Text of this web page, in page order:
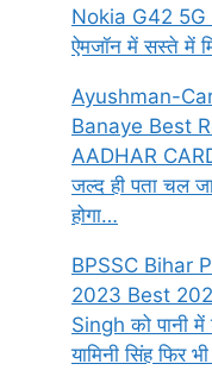
Nokia G42 5G :
ऐमजॉन में सस्ते में
Ayushman-
Banaye Best
AADHAR
जल्द ही पता चल
होगा…
BPSSC Bihar
2023 Best
Singh को पानी में
यामिनी सिंह फिर